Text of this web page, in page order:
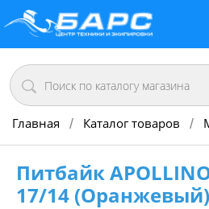
Главная / Каталог товаров /
Питбайк
17/14 (Оранжевый)